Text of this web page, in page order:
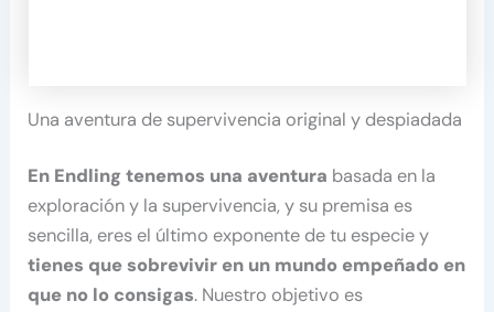
Una aventura de supervivencia original y despiadada
En Endling tenemos una aventura basada en la
exploración y la supervivencia, y su premisa es
sencilla, eres el último exponente de tu especie y
tienes que sobrevivir en un mundo empeñado en
que no lo consigas. Nuestro objetivo es